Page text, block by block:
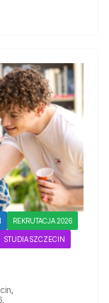
REKRUTACJA 2026
STUDIA SZCZECIN
,
,